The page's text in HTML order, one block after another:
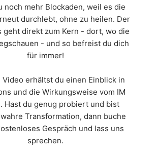
noch mehr Blockaden, weil es die
durchlebt, ohne zu heilen. Der
geht direkt zum Kern - dort, wo die
- und so befreist du dich
für immer!
Video erhältst du einen Einblick in
und die Wirkungsweise vom IM
Hast du genug probiert und bist
Transformation, dann buche
Gespräch und lass uns
sprechen.